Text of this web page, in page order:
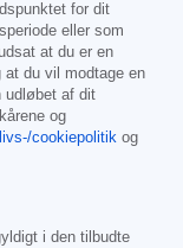
for dit
eller som
at du er en
at du vil modtage en
udløbet af dit
og
cookiepolitik og
i den tilbudte